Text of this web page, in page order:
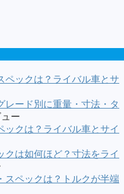
ペックは？ライバル車とサ
レード別に重量・寸法・タ
ー
ックは？ライバル車とサイ
クは如何ほど？寸法をライ
スペックは？トルクが半端